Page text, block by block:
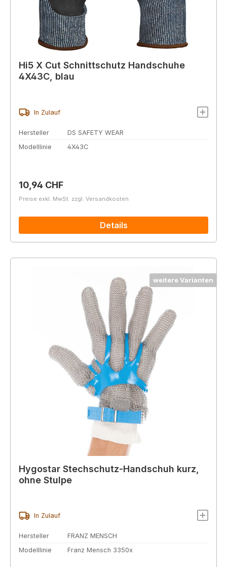
Hi5 X Cut Schnittschutz Handschuhe
4X43C, blau
In Zulauf
Hersteller
DS SAFETY WEAR
Modelllinie
4X43C
Regulärer Preis:
10,94 CHF
Preise exkl. MwSt. zzgl. Versandkosten
Details
weitere Varianten
Hygostar Stechschutz-Handschuh kurz,
ohne Stulpe
In Zulauf
Hersteller
FRANZ MENSCH
Modelllinie
Franz Mensch 3350x